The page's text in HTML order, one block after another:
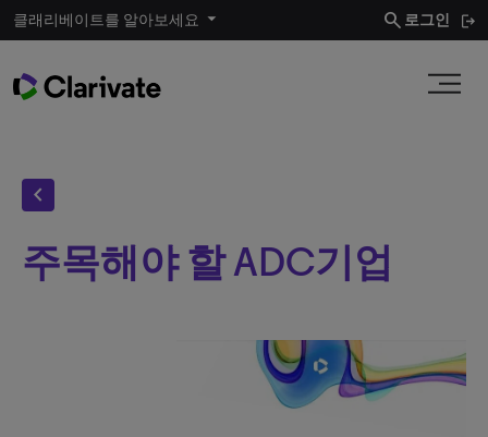
클래리베이트를 알아보세요 search 로그인
chevron_left
주목해야 할 ADC기업